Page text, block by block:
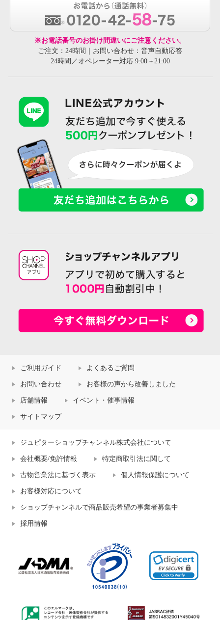
※お電話番号のお掛け間違いにご注意ください。
ご注文：24時間｜お問い合わせ：音声自動応答
24時間／オペレーター対応 9:00～21:00
ご利用ガイド よくあるご質問
お問い合わせ お客様の声から改善しました
店舗情報 イベント・催事情報
サイトマップ
ジュピターショップチャンネル株式会社について
会社概要/免許情報 特定商取引法に関して
古物営業法に基づく表示 個人情報保護について
お客様対応について
ショップチャンネルで商品販売希望の事業者募集中
採用情報